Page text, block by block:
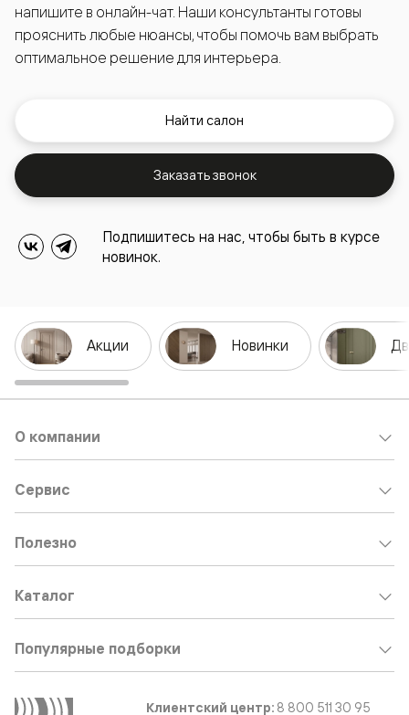
напишите в онлайн-чат. Наши консультанты готовы
прояснить любые нюансы, чтобы помочь вам выбрать
оптимальное решение для интерьера.
Найти салон
Заказать звонок
Подпишитесь на нас, чтобы быть в курсе
новинок.
Акции Новинки
О компании
Сервис
Полезно
Каталог
Популярные подборки
Клиентский центр: 8 800 511 30 95